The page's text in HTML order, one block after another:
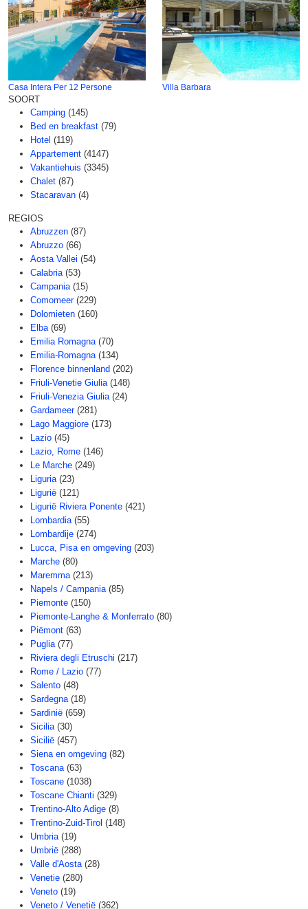
Casa Intera Per 12 Persone Villa Barbara
SOORT
Camping (145)
Bed en breakfast (79)
Hotel (119)
Appartement (4147)
Vakantiehuis (3345)
Chalet (87)
Stacaravan (4)
REGIOS
Abruzzen (87)
Abruzzo (66)
Aosta Vallei (54)
Calabria (53)
Campania (15)
Comomeer (229)
Dolomieten (160)
Elba (69)
Emilia Romagna (70)
Emilia-Romagna (134)
Florence binnenland (202)
Friuli-Venetie Giulia (148)
Friuli-Venezia Giulia (24)
Gardameer (281)
Lago Maggiore (173)
Lazio (45)
Lazio, Rome (146)
Le Marche (249)
Liguria (23)
Ligurië (121)
Ligurië Riviera Ponente (421)
Lombardia (55)
Lombardije (274)
Lucca, Pisa en omgeving (203)
Marche (80)
Maremma (213)
Napels / Campania (85)
Piemonte (150)
Piemonte-Langhe & Monferrato (80)
Piëmont (63)
Puglia (77)
Riviera degli Etruschi (217)
Rome / Lazio (77)
Salento (48)
Sardegna (18)
Sardinië (659)
Sicilia (30)
Sicilië (457)
Siena en omgeving (82)
Toscana (63)
Toscane (1038)
Toscane Chianti (329)
Trentino-Alto Adige (8)
Trentino-Zuid-Tirol (148)
Umbria (19)
Umbrië (288)
Valle d'Aosta (28)
Venetie (280)
Veneto (19)
Veneto / Venetië (362)